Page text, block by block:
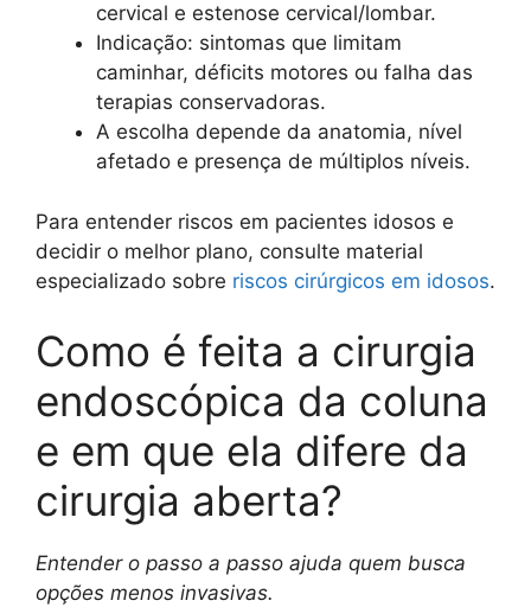
cervical e estenose cervical/lombar.
Indicação: sintomas que limitam
caminhar, déficits motores ou falha das
terapias conservadoras.
A escolha depende da anatomia, nível
afetado e presença de múltiplos níveis.
Para entender riscos em pacientes idosos e
decidir o melhor plano, consulte material
especializado sobre riscos cirúrgicos em idosos.
Como é feita a cirurgia
endoscópica da coluna
e em que ela difere da
cirurgia aberta?
Entender o passo a passo ajuda quem busca
opções menos invasivas.